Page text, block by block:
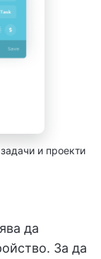
и проекти
да
За да